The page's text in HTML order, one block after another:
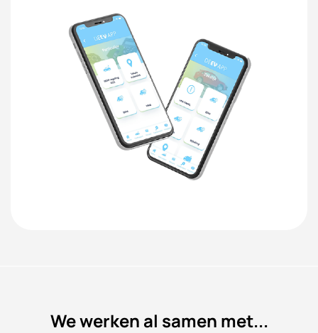
We werken al samen met...